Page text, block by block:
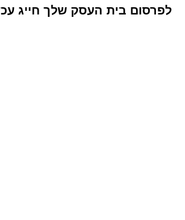
לפרסום בית העסק שלך חייג עכשיו 1-700-